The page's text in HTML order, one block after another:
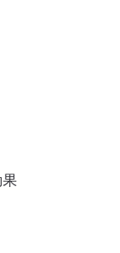
果